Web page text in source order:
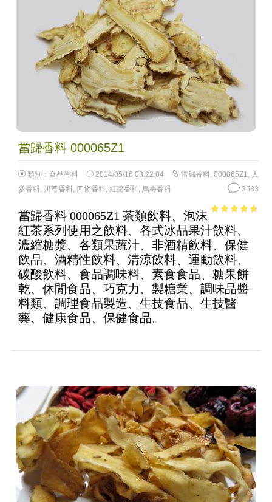
當歸香料 000065Z1
類別： 食品香料 2014/05/16 03:22:04 當歸香料, 000065Z1, 人
參香料, 川芎香料, 四物香料, 紅棗香料, 烏梅香料 3583
5
當歸香料 000065Z1 茶類飲料、泡沫
紅茶系列使用之飲料、各式冰品果汁飲料、
濃縮糖漿、各類果蔬汁、非酒精飲料、保健
飲品、酒精性飲料、清涼飲料、運動飲料、
碳酸飲料、食品調味料、素食食品、糖果餅
乾、休閒食品、巧克力、製糖業、調味品醬
料類、調理食品製造、生技食品、生技醫
藥、健康食品、保健食品。